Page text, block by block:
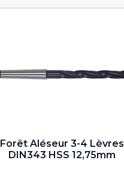
Forêt Aléseur 3-4 Lèvres
DIN343 HSS 12,75mm